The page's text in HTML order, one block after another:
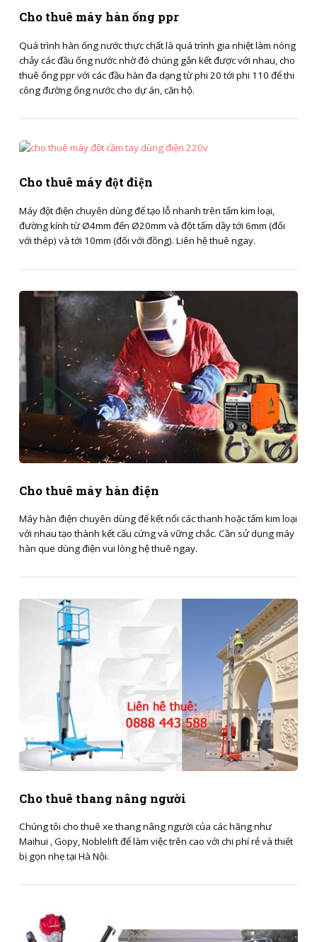
Cho thuê máy hàn ống ppr
Quá trình hàn ống nước thực chất là quá trình gia nhiệt làm nóng
chảy các đầu ống nước nhờ đó chúng gắn kết được với nhau, cho
thuê ống ppr với các đầu hàn đa dạng từ phi 20 tới phi 110 để thi
công đường ống nước cho dự án, căn hộ.
Cho thuê máy đột điện
Máy đột điện chuyên dùng để tạo lỗ nhanh trên tấm kim loại,
đường kính từ Ø4mm đến Ø20mm và đột tấm dầy tới 6mm (đối
với thép) và tới 10mm (đối với đồng). Liên hệ thuê ngay.
Cho thuê máy hàn điện
Máy hàn điện chuyên dùng để kết nối các thanh hoặc tấm kim loại
với nhau tạo thành kết cấu cứng và vững chắc. Cần sử dụng máy
hàn que dùng điện vui lòng hệ thuê ngay.
Cho thuê thang nâng người
Chúng tôi cho thuê xe thang nâng người của các hãng như
Maihui , Gopy, Noblelift để làm việc trên cao với chi phí rẻ và thiết
bị gọn nhẹ tại Hà Nội.